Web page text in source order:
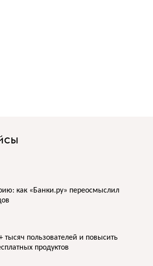
как «Банки.ру» переосмыслил
тысяч пользователей и повысить
продуктов